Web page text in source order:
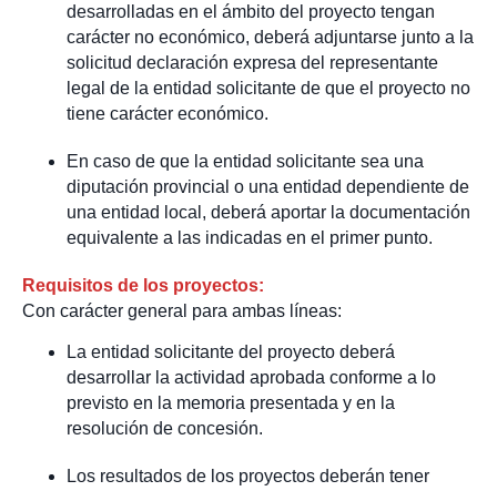
desarrolladas en el ámbito del proyecto tengan
carácter no económico, deberá adjuntarse junto a la
solicitud declaración expresa del representante
legal de la entidad solicitante de que el proyecto no
tiene carácter económico.
En caso de que la entidad solicitante sea una
diputación provincial o una entidad dependiente de
una entidad local, deberá aportar la documentación
equivalente a las indicadas en el primer punto.
Requisitos de los proyectos:
Con carácter general para ambas líneas:
La entidad solicitante del proyecto deberá
desarrollar la actividad aprobada conforme a lo
previsto en la memoria presentada y en la
resolución de concesión.
Los resultados de los proyectos deberán tener